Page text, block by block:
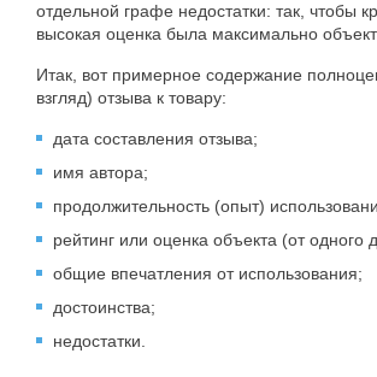
отдельной графе недостатки: так, чтобы
высокая оценка была максимально
Итак, вот примерное содержание
взгляд) отзыва к товару:
дата составления отзыва;
имя автора;
продолжительность (опыт)
рейтинг или оценка объекта (от одного
общие впечатления от использования;
достоинства;
недостатки.